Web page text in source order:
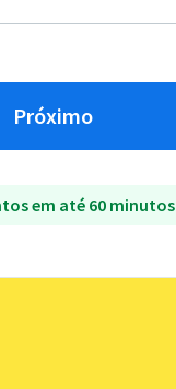
Próximo
em até 60 minutos